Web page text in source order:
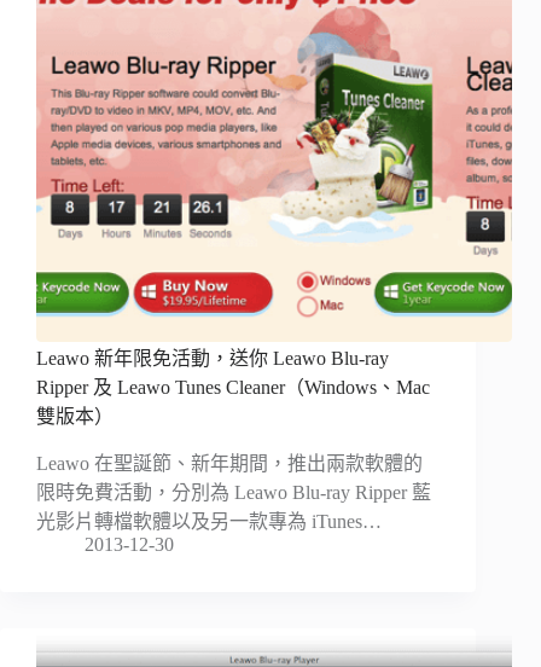
Leawo 新年限免活動，送你 Leawo Blu-ray
Ripper 及 Leawo Tunes Cleaner（Windows、Mac
雙版本）
Leawo 在聖誕節、新年期間，推出兩款軟體的
限時免費活動，分別為 Leawo Blu-ray Ripper 藍
光影片轉檔軟體以及另一款專為 iTunes…
2013-12-30